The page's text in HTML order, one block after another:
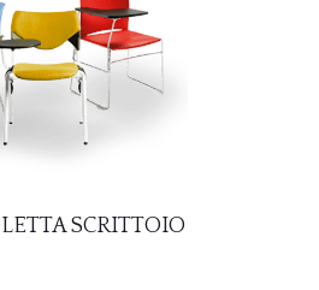
SCRITTOIO